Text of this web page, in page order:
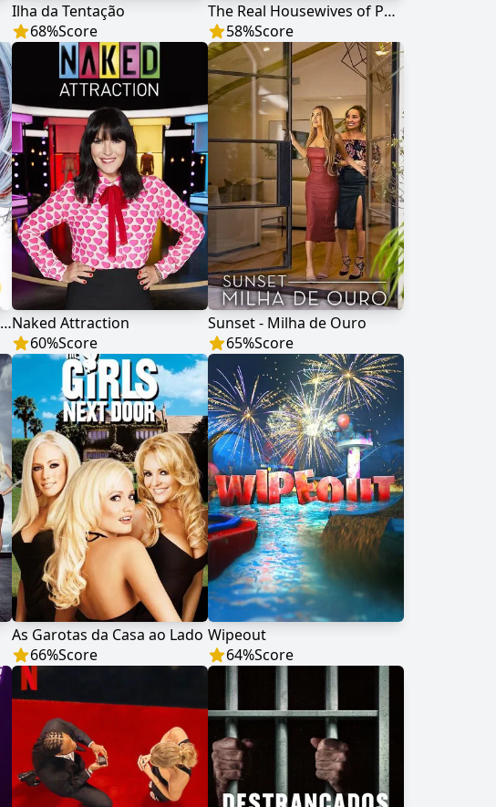
Ilha da Tentação
68%Score
The Real Housewives of Potomac
58%Score
Glow Up: Quem Vai Brilhar Mais?Naked Attraction
60%Score
Sunset - Milha de Ouro
65%Score
As Garotas da Casa ao Lado
66%Score
Wipeout
64%Score